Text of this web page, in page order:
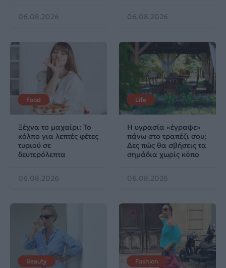
06.08.2026 06.08.2026
Food
Ξέχνα το μαχαίρι: Το
κόλπο για λεπτές φέτες
τυριού σε
δευτερόλεπτα
06.08.2026
Life
Η υγρασία «έγραψε»
πάνω στο τραπέζι σου;
Δες πώς θα σβήσεις τα
σημάδια χωρίς κόπο
06.08.2026
Beauty Fashion